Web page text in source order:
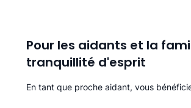
Pour les aidants et la
tranquillité d'esprit
En tant que proche aidant, vous